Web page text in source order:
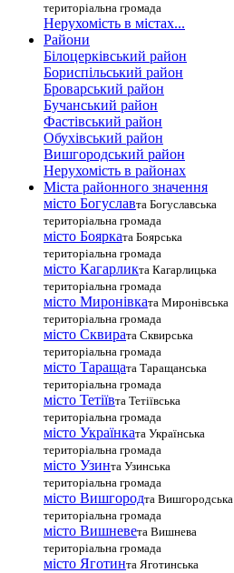
територіальна громада
Нерухомість в містах...
Райони
Білоцерківський район
Бориспільський район
Броварський район
Бучанський район
Фастівський район
Обухівський район
Вишгородський район
Нерухомість в районах
Міста районного значення
місто Богуславта Богуславська
територіальна громада
місто Боярката Боярська
територіальна громада
місто Кагарликта Кагарлицька
територіальна громада
місто Миронівката Миронівська
територіальна громада
місто Сквирата Сквирська
територіальна громада
місто Таращата Таращанська
територіальна громада
місто Тетіївта Тетіївська
територіальна громада
місто Українката Українська
територіальна громада
місто Узинта Узинська
територіальна громада
місто Вишгородта Вишгородська
територіальна громада
місто Вишневета Вишнева
територіальна громада
місто Яготинта Яготинська